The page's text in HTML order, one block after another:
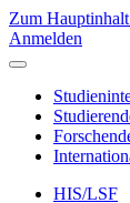
Zum Hauptinhalt
Anmelden
HIS/LSF